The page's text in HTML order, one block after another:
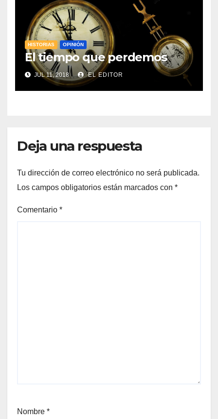
HISTORIAS OPINIÓN
El tiempo que perdemos
JUL 11, 2018 EL EDITOR
Deja una respuesta
Tu dirección de correo electrónico no será publicada.
Los campos obligatorios están marcados con *
Comentario *
Nombre *